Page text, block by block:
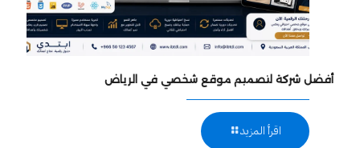
أفضل شركة لتصميم موقع شخصي في الرياض
اقرأ المزيد